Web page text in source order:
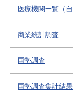
医療機関一覧（
商業統計調査
国勢調査
国勢調査集計結果